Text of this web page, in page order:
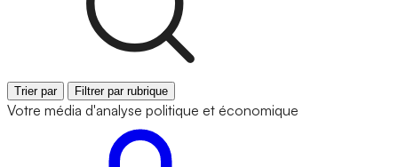
Trier par Filtrer par rubrique
Votre média d'analyse politique et économique